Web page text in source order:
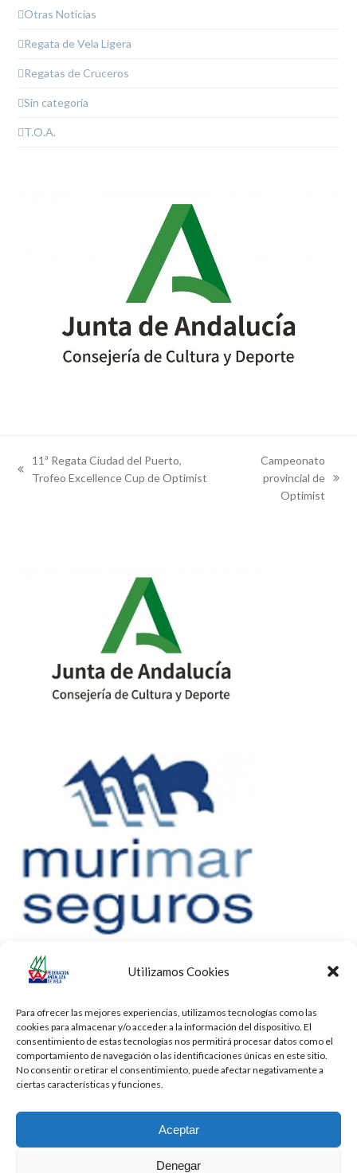
Utilizamos Cookies
Para ofrecer las mejores experiencias, utilizamos tecnologías como las
cookies para almacenar y/o acceder a la información del dispositivo. El
consentimiento de estas tecnologías nos permitirá procesar datos como el
comportamiento de navegación o las identificaciones únicas en este sitio.
No consentir o retirar el consentimiento, puede afectar negativamente a
ciertas características y funciones.
Aceptar
Denegar
Otras Noticias
Regata de Vela Ligera
Regatas de Cruceros
Sin categoría
T.O.A.
previous
11ª Regata Ciudad del Puerto,
Trofeo Excellence Cup de Optimist
Campeonato
provincial de
Optimist